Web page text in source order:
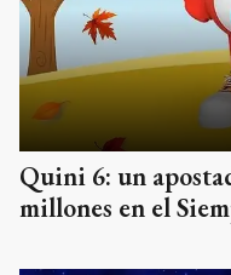
Quini 6: un
millones en el